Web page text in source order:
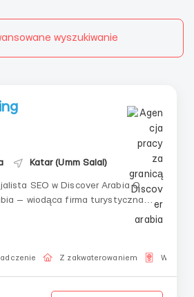
wyszukiwanie
Katar (Umm Salal)
SEO w Discover Arabia O
— wiodąca firma turystyczna
SEO, który pomoże nam
w wyszukiwarkach i przyciągnąć
Z zakwaterowaniem Wiza